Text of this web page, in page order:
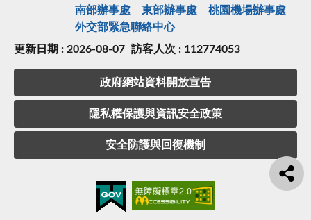
南部辦事處
東部辦事處
桃園機場辦事處
外交部緊急聯絡中⼼
更新日期 : 2026-08-07 訪客人次 : 112774053
政府網站資料開放宣告
隱私權保護與資訊安全政策
安全防護與回復機制